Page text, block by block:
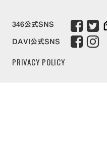
346公式SNS
DAVI公式SNS
PRIVACY POLICY